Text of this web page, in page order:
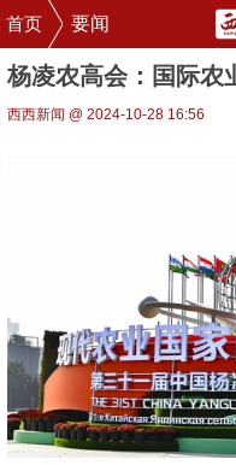
首页 要闻
杨凌农高会：国际农
西西新闻 @ 2024-10-28 16:56